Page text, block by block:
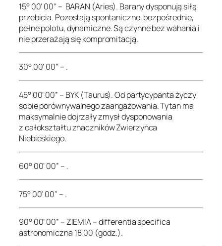
15° 00’ 00” – BARAN (Aries). Barany dysponują siłą
przebicia. Pozostają spontaniczne, bezpośrednie,
pełne polotu, dynamiczne. Są czynne bez wahania i
nie przerażają się kompromitacją.
30° 00’ 00” – .
45° 00’ 00” – BYK (Taurus). Od partycypanta życzy
sobie porównywalnego zaangażowania. Tytan ma
maksymalnie dojrzały zmysł dysponowania
z całokształtu znaczników Zwierzyńca
Niebieskiego.
60° 00’ 00” – .
75° 00’ 00” – .
90° 00’ 00” – ZIEMIA – differentia specifica
astronomiczna 18,00 (godz.).